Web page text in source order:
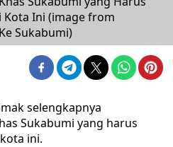
Kota Ini (image from
Sukabumi)
selengkapnya
Sukabumi yang harus
ini.